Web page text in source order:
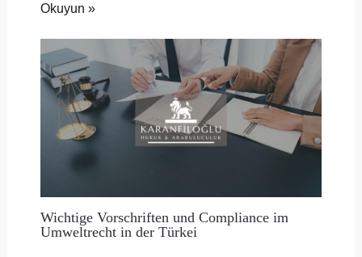
Okuyun »
Wichtige Vorschriften und Compliance im
Umweltrecht in der Türkei